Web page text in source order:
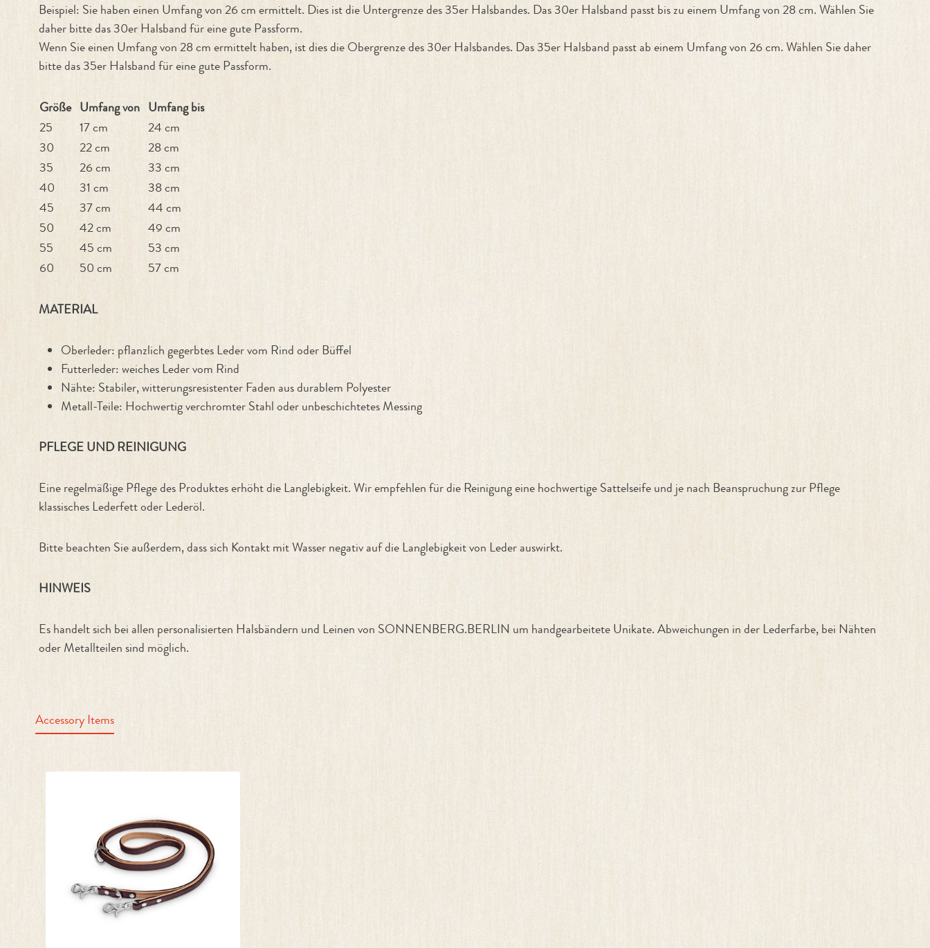
Beispiel: Sie haben einen Umfang von 26 cm ermittelt. Dies ist die Untergrenze des 35er Halsbandes. Das 30er Halsband passt bis zu einem Umfang von 28 cm. Wählen Sie
daher bitte das 30er Halsband für eine gute Passform.
Wenn Sie einen Umfang von 28 cm ermittelt haben, ist dies die Obergrenze des 30er Halsbandes. Das 35er Halsband passt ab einem Umfang von 26 cm. Wählen Sie daher
bitte das 35er Halsband für eine gute Passform.
Größe Umfang von Umfang bis
25
17 cm
24 cm
30
22 cm
28 cm
35
26 cm
33 cm
40
31 cm
38 cm
45
37 cm
44 cm
50
42 cm
49 cm
55
45 cm
53 cm
60
50 cm 57 cm
MATERIAL
Oberleder: pflanzlich gegerbtes Leder vom Rind oder Büffel
Futterleder: weiches Leder vom Rind
Nähte: Stabiler, witterungsresistenter Faden aus durablem Polyester
Metall-Teile: Hochwertig verchromter Stahl oder unbeschichtetes Messing
PFLEGE UND REINIGUNG
Eine regelmäßige Pflege des Produktes erhöht die Langlebigkeit. Wir empfehlen für die Reinigung eine hochwertige Sattelseife und je nach Beanspruchung zur Pflege
klassisches Lederfett oder Lederöl.
Bitte beachten Sie außerdem, dass sich Kontakt mit Wasser negativ auf die Langlebigkeit von Leder auswirkt.
HINWEIS
Es handelt sich bei allen personalisierten Halsbändern und Leinen von SONNENBERG.BERLIN um handgearbeitete Unikate. Abweichungen in der Lederfarbe, bei Nähten
oder Metallteilen sind möglich.
Accessory Items